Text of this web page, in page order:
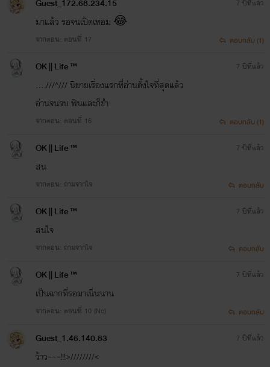
Guest_172.68.234.15
มาแล้ว รอจนเปิดเทอม 😂
จากตอน: ตอนที่ 17
7 ปีที่แล้ว
ตอบกลับ (1)
OK || Life ™
....///^/// นิยายเรื่องแรกที่อ่านตั้งใจที่สุดแล้ว
อ่านจนจบ ฟินและก็ขำ
จากตอน: ตอนที่ 16
7 ปีที่แล้ว
ตอบกลับ (1)
OK || Life ™
สน
จากตอน: ถามจากใจ
7 ปีที่แล้ว
ตอบกลับ
OK || Life ™
สนใจ
จากตอน: ถามจากใจ
7 ปีที่แล้ว
ตอบกลับ
OK || Life ™
เป็นฉากที่รอมาเนิ่นนาน
จากตอน: ตอนที่ 10 (Nc)
7 ปีที่แล้ว
ตอบกลับ
Guest_1.46.140.83
ว้าว~~~!!!>////////<
7 ปีที่แล้ว